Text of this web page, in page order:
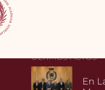
ÚLTIMOS ACTOS
En